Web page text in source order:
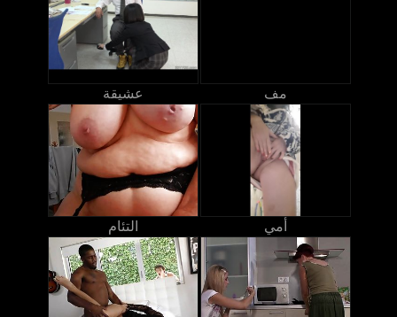
عشيقة مف
التئام أمي